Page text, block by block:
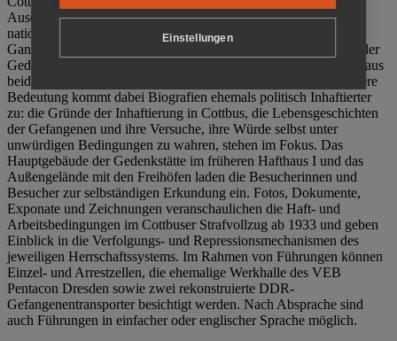
Auseinandersetzung mit politischem Unrecht während der
nationalsozialistischen Terrorherrschaft und der SED-Diktatur.
Ganzjährig zeigen mehrere Dauer- und Sonderausstellungen in der
Gedenkstätte Zuchthaus Cottbus Beispiele politischen Unrechts aus
beiden deutschen Diktaturen des 20. Jahrhunderts. Eine besondere
Bedeutung kommt dabei Biografien ehemals politisch Inhaftierter
zu: die Gründe der Inhaftierung in Cottbus, die Lebensgeschichten
der Gefangenen und ihre Versuche, ihre Würde selbst unter
unwürdigen Bedingungen zu wahren, stehen im Fokus. Das
Hauptgebäude der Gedenkstätte im früheren Hafthaus I und das
Außengelände mit den Freihöfen laden die Besucherinnen und
Besucher zur selbständigen Erkundung ein. Fotos, Dokumente,
Exponate und Zeichnungen veranschaulichen die Haft- und
Arbeitsbedingungen im Cottbuser Strafvollzug ab 1933 und geben
Einblick in die Verfolgungs- und Repressionsmechanismen des
jeweiligen Herrschaftssystems. Im Rahmen von Führungen können
Einzel- und Arrestzellen, die ehemalige Werkhalle des VEB
Pentacon Dresden sowie zwei rekonstruierte DDR-
Gefangenentransporter besichtigt werden. Nach Absprache sind
auch Führungen in einfacher oder englischer Sprache möglich.
Einstellungen